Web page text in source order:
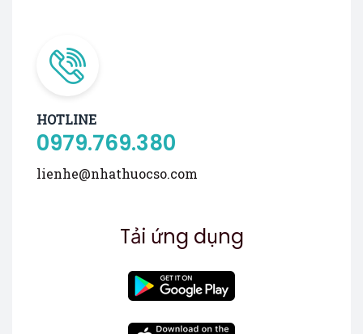
HOTLINE
0979.769.380
lienhe@nhathuocso.com
Tải ứng dụng